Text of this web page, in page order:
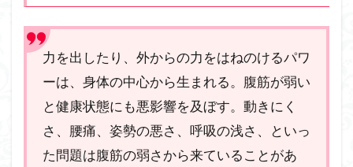
力を出したり、外からの力をはねのけるパワ
ーは、身体の中心から生まれる。腹筋が弱い
と健康状態にも悪影響を及ぼす。動きにく
さ、腰痛、姿勢の悪さ、呼吸の浅さ、といっ
た問題は腹筋の弱さから来ていることがあ